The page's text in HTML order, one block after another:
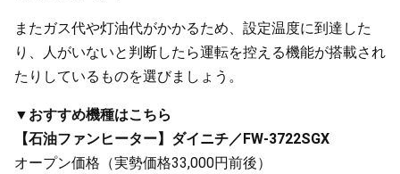
またガス代や灯油代がかかるため、設定温度に到達した
り、人がいないと判断したら運転を控える機能が搭載され
たりしているものを選びましょう。
▼おすすめ機種はこちら
【石油ファンヒーター】ダイニチ／FW-3722SGX
オープン価格（実勢価格33,000円前後）